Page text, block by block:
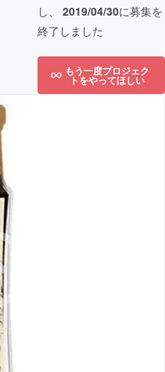
し、 2019/04/30に募集を
終了しました
もう一度プロジェク
トをやってほしい